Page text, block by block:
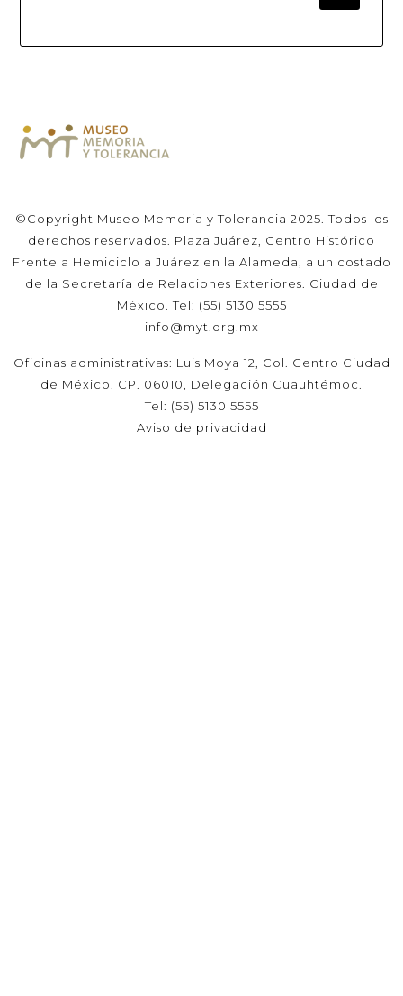
©Copyright Museo Memoria y Tolerancia 2025. Todos los
derechos reservados. Plaza Juárez, Centro Histórico
Frente a Hemiciclo a Juárez en la Alameda, a un costado
de la Secretaría de Relaciones Exteriores. Ciudad de
México. Tel: (55) 5130 5555
info@myt.org.mx
Oficinas administrativas: Luis Moya 12, Col. Centro Ciudad
de México, CP. 06010, Delegación Cuauhtémoc.
Tel: (55) 5130 5555
Aviso de privacidad